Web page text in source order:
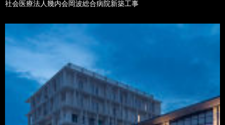
社会医療法人幾内会岡波総合病院新築工事